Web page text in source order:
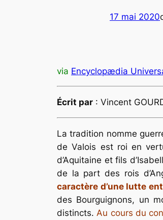
17 mai 2020
via Encyclopædia
Écrit par : Vincent
La tradition nomme
de Valois est roi en
d’Aquitaine et fils
de la part des rois
caractère d’une lutte
des Bourguignons, un
distincts. Au cours du